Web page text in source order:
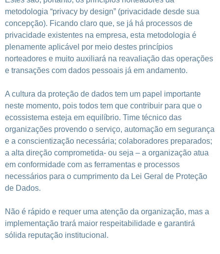
metodologia “privacy by design” (privacidade desde sua
concepção). Ficando claro que, se já há processos de
privacidade existentes na empresa, esta metodologia é
plenamente aplicável por meio destes princípios
norteadores e muito auxiliará na reavaliação das operações
e transações com dados pessoais já em andamento.
A cultura da proteção de dados tem um papel importante
neste momento, pois todos tem que contribuir para que o
ecossistema esteja em equilíbrio. Time técnico das
organizações provendo o serviço, automação em segurança
e a conscientização necessária; colaboradores preparados;
a alta direção comprometida- ou seja – a organização atua
em conformidade com as ferramentas e processos
necessários para o cumprimento da Lei Geral de Proteção
de Dados.
Não é rápido e requer uma atenção da organização, mas a
implementação trará maior respeitabilidade e garantirá
sólida reputação institucional.